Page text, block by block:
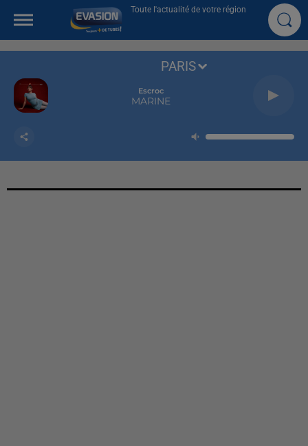
Toute l'actualité de votre région
Escroc
MARINE
PARIS